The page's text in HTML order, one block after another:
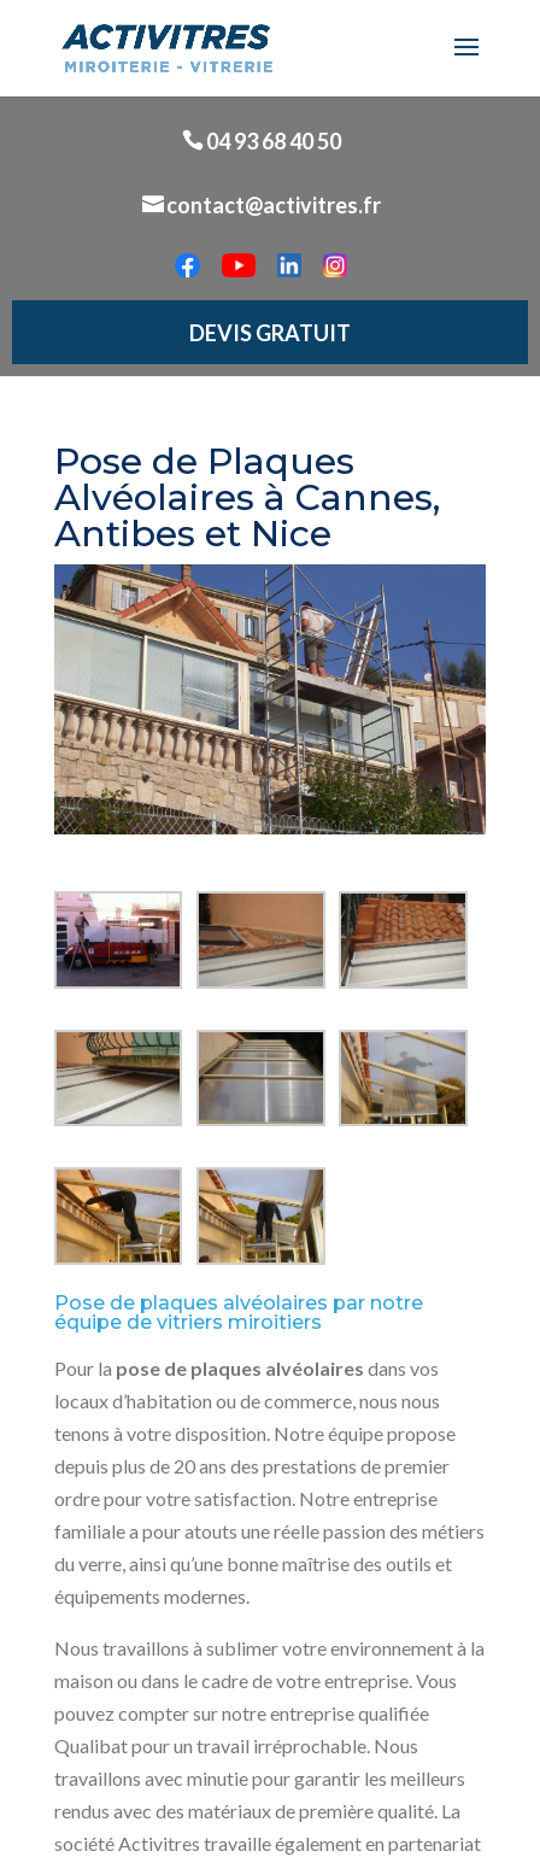
04 93 68 40 50
contact@activitres.fr
DEVIS GRATUIT
Pose de Plaques
Alvéolaires à Cannes,
Antibes et Nice
Pose de plaques alvéolaires par notre
équipe de vitriers miroitiers
Pour la pose de plaques alvéolaires dans vos
locaux d’habitation ou de commerce, nous nous
tenons à votre disposition. Notre équipe propose
depuis plus de 20 ans des prestations de premier
ordre pour votre satisfaction. Notre entreprise
familiale a pour atouts une réelle passion des métiers
du verre, ainsi qu’une bonne maîtrise des outils et
équipements modernes.
Nous travaillons à sublimer votre environnement à la
maison ou dans le cadre de votre entreprise. Vous
pouvez compter sur notre entreprise qualifiée
Qualibat pour un travail irréprochable. Nous
travaillons avec minutie pour garantir les meilleurs
rendus avec des matériaux de première qualité. La
société Activitres travaille également en partenariat